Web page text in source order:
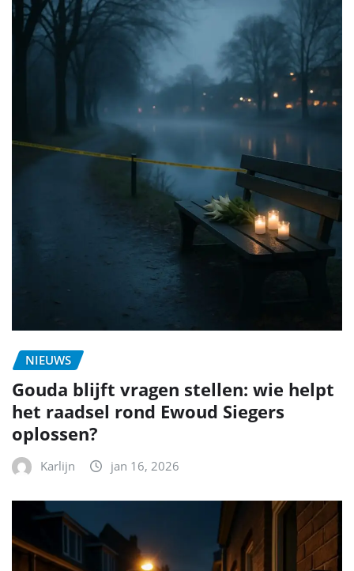
NIEUWS
Gouda blijft vragen stellen: wie helpt
het raadsel rond Ewoud Siegers
oplossen?
Karlijn jan 16, 2026